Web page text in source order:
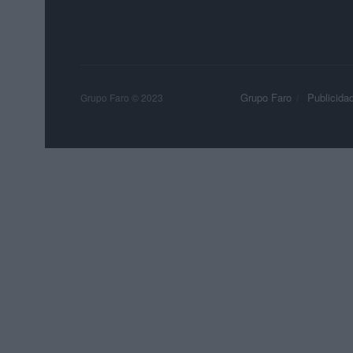
Grupo Faro Publicidad
Grupo Faro © 2023